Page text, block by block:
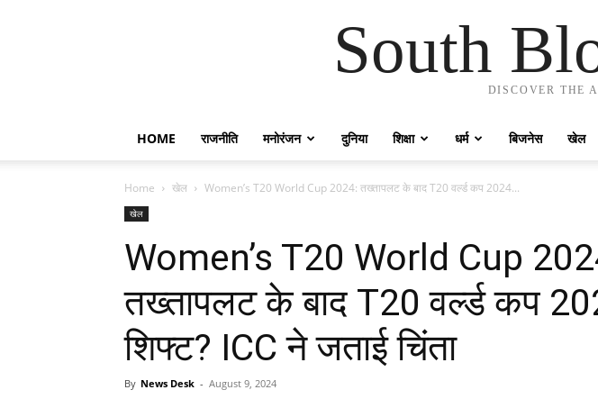
South
DISCOVER THE
HOME राजनीति मनोरंजन दुनिया शिक्षा धर्म बिजनेस खेल
Home खेल Women’s T20 World Cup 2024: तख्तापलट के बाद T20 वर्ल्ड कप 2024...
खेल
Women’s T20 World Cup
तख्तापलट के बाद T20 वर्ल्ड कप
शिफ्ट? ICC ने जताई चिंता
By News Desk - August 9, 2024